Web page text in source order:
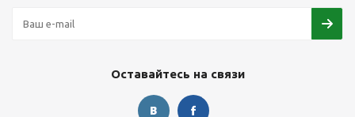
Оставайтесь на связи